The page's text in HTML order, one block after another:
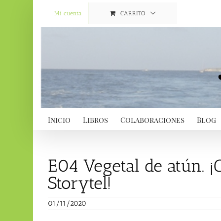
Mi cuenta CARRITO
Inicio Libros Colaboraciones Blog
E04 Vegetal de atún.
Storytel!
01/11/2020